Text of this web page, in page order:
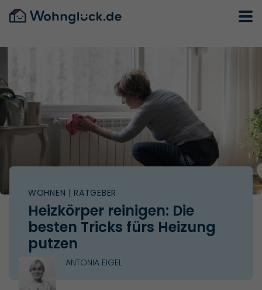
WOHNEN | RATGEBER
Heizkörper reinigen: Die
besten Tricks fürs Heizung
putzen
ANTONIA EIGEL